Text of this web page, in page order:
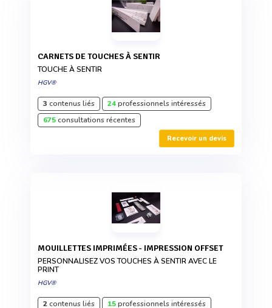
CARNETS DE TOUCHES À SENTIR
TOUCHE À SENTIR
HGV®
3 contenus liés 24professionnels intéressés
675consultations récentes
Recevoir un devis
MOUILLETTES IMPRIMÉES - IMPRESSION OFFSET
PERSONNALISEZ VOS TOUCHES À SENTIR AVEC LE
PRINT
HGV®
2contenus liés 15professionnels intéressés